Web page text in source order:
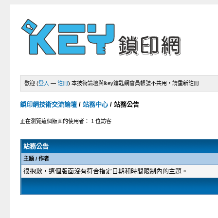
歡迎 (登入 —註冊) 本技術論壇與ikey鑰匙網會員帳號不共用，請重新註冊
鎖印網技術交流論壇 /站務中心 /站務公告
正在瀏覽這個版面的使用者： 1 位訪客
站務公告
主題/ 作者
很抱歉，這個版面沒有符合指定日期和時間限制內的主題。